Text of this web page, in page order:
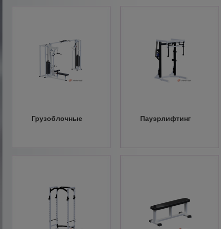
Грузоблочные Пауэрлифтинг